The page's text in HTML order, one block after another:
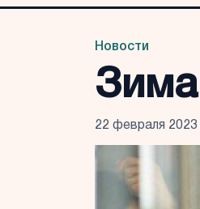
Новости
22 февраля 2023